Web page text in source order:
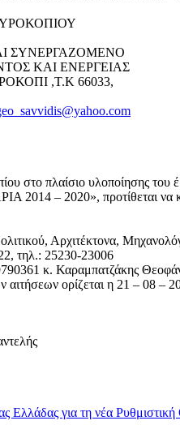
ΣΥΝΕΡΓΑΖΟΜΕΝΟ
ΚΑΙ ΕΝΕΡΓΕΙΑΣ
,Τ.Κ 66033,
στο πλαίσιο υλοποίησης
– 2020», προτίθεται να
Αρχιτέκτονα,
τηλ.: 25230-23006
κ. Καραμπατζάκης
αιτήσεων ορίζεται η 21 – 08
Ελλάδας για τη νέα